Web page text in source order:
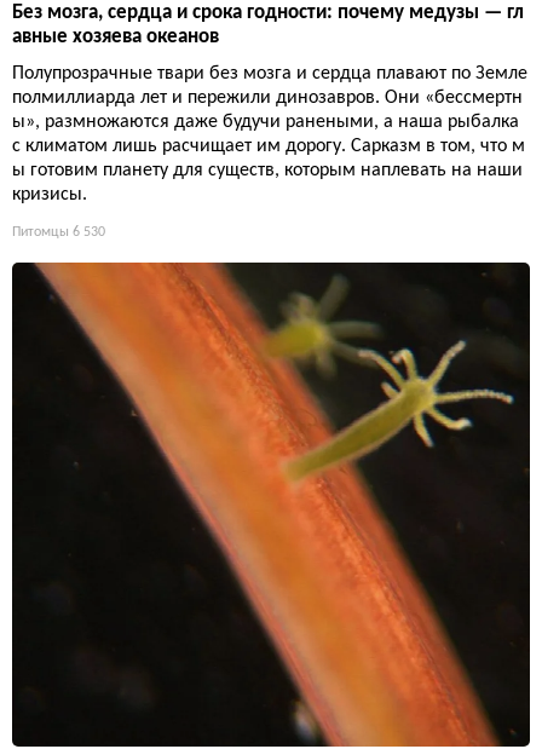
Без мозга, сердца и срока годности: почему медузы — гл
авные хозяева океанов
Полупрозрачные твари без мозга и сердца плавают по Земле
полмиллиарда лет и пережили динозавров. Они «бессмертн
ы», размножаются даже будучи ранеными, а наша рыбалка
с климатом лишь расчищает им дорогу. Сарказм в том, что м
ы готовим планету для существ, которым наплевать на наши
кризисы.
Питомцы 6 530